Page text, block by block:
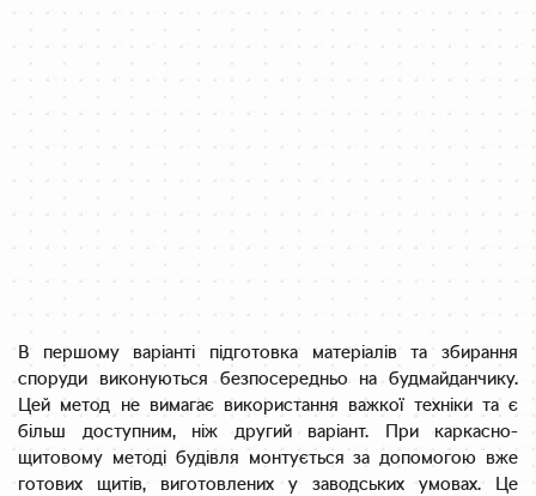
В першому варіанті підготовка матеріалів та збирання
споруди виконуються безпосередньо на будмайданчику.
Цей метод не вимагає використання важкої техніки та є
більш доступним, ніж другий варіант. При каркасно-
щитовому методі будівля монтується за допомогою вже
готових щитів, виготовлених у заводських умовах. Це